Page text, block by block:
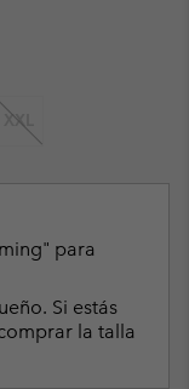
XXL
para
Si estás
la talla